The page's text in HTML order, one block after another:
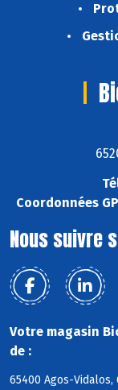
Coordonnées
Nous suivre
Votre magasin
de :
65400 Agos-